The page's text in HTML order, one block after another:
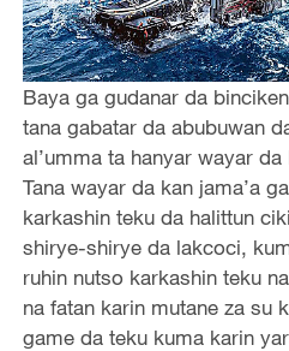
Baya ga gudanar da
tana gabatar da abubuwan
al’umma ta hanyar wayar
Tana wayar da kan jama’a
karkashin teku da halittun
shirye-shirye da lakcoci,
ruhin nutso karkashin teku
na fatan karin mutane za su
game da teku kuma karin